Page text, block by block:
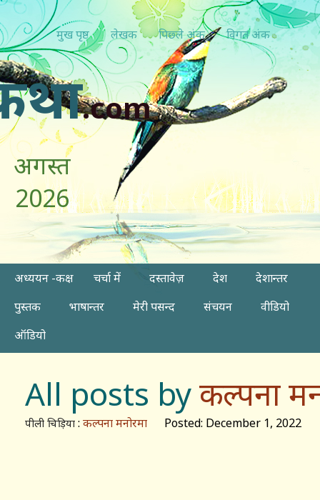
मुख पृष्ठ लेखक पिछ्ले अंक विगत अंक
.com
अगस्त
2026
अध्ययन -कक्ष चर्चा में दस्तावेज़ देश
देशान्तर
पुस्तक
भाषान्तर मेरी पसन्द संचयन
वीडियो
ऑडियो
All posts byकल्पना
पीली चिड़िया : कल्पना मनोरमा Posted: December 1, 2022